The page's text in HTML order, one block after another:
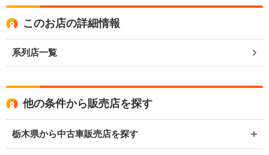
このお店の詳細情報
系列店一覧
他の条件から販売店を探す
栃木県から中古車販売店を探す